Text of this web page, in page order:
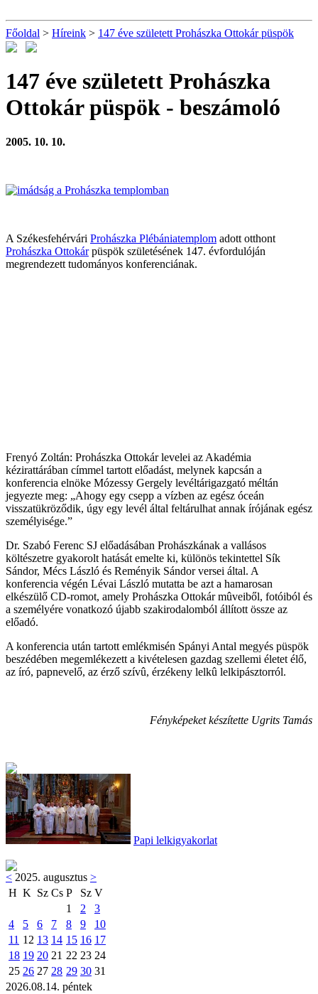
Főoldal > Híreink > 147 éve született Prohászka Ottokár püspök
147 éve született Prohászka
Ottokár püspök - beszámoló
2005. 10. 10.
A Székesfehérvári Prohászka Plébániatemplom adott otthont
Prohászka Ottokárpüspök születésének 147. évfordulóján
megrendezett tudományos konferenciának.
Frenyó Zoltán: Prohászka Ottokár levelei az Akadémia
kézirattárában címmel tartott előadást, melynek kapcsán a
konferencia elnöke Mózessy Gergely levéltárigazgató méltán
jegyezte meg: „Ahogy egy csepp a vízben az egész óceán
visszatükröződik, úgy egy levél által feltárulhat annak írójának egész
személyisége.”
Dr. Szabó Ferenc SJ előadásában Prohászkának a vallásos
költészetre gyakorolt hatását emelte ki, különös tekintettel Sík
Sándor, Mécs László és Reményik Sándor versei által. A
konferencia végén Lévai László mutatta be azt a hamarosan
elkészülő CD-romot, amely Prohászka Ottokár mûveiből, fotóiból és
a személyére vonatkozó újabb szakirodalomból állított össze az
előadó.
A konferencia után tartott emlékmisén Spányi Antal megyés püspök
beszédében megemlékezett a kivételesen gazdag szellemi életet élő,
az író, papnevelő, az érző szívû, érzékeny lelkû lelkipásztorról.
Fényképeket készítette Ugrits Tamás
Papi lelkigyakorlat
< 2025. augusztus >
H K Sz Cs P Sz V
1
2
3
4
5 6 7 8 9
10
11 12 13 14 15 16 17
18 19 20 21 22 23 24
25 26 27 28 29 30 31
2026.08.14. péntek